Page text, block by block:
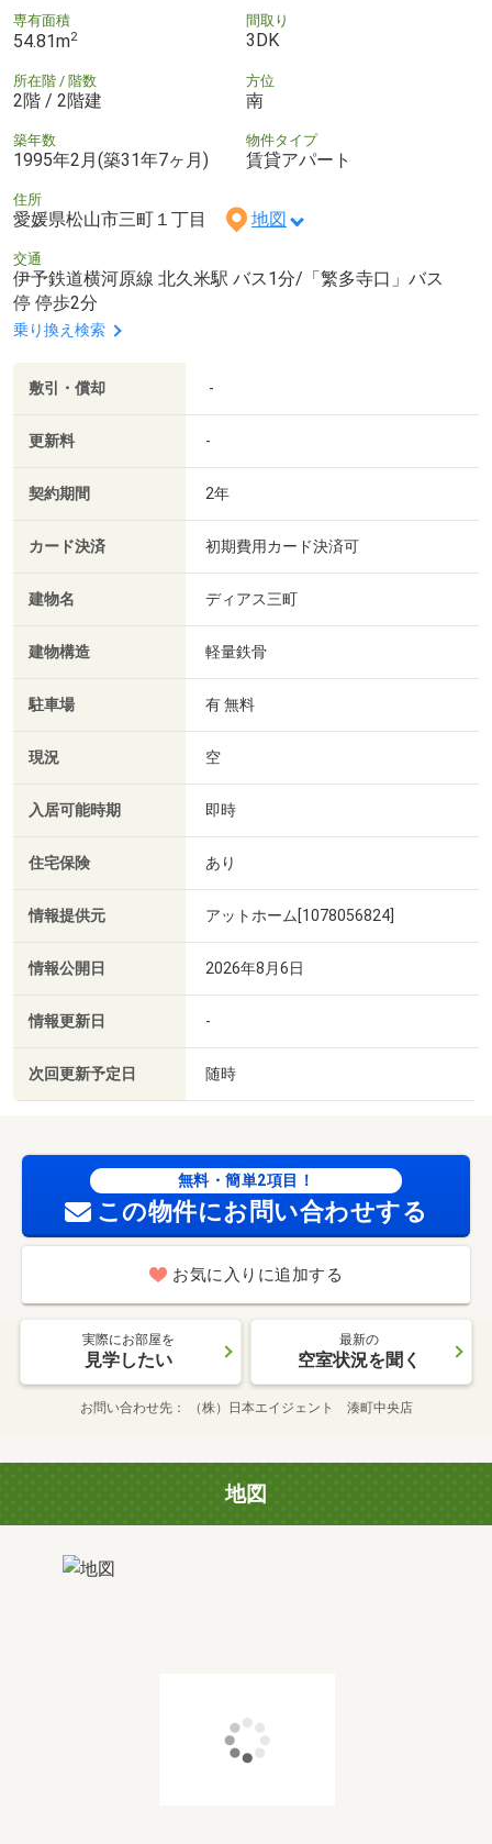
専有面積
54.81m2
間取り
3DK
所在階 / 階数
2階 / 2階建
方位
南
築年数
1995年2月(築31年7ヶ月)
物件タイプ
賃貸アパート
住所
愛媛県松山市三町１丁目 地図
交通
伊予鉄道横河原線 北久米駅 バス1分/「繁多寺口」バス
停 停歩2分
乗り換え検索
敷引・償却 -
更新料 -
契約期間 2年
カード決済 初期費用カード決済可
建物名 ディアス三町
建物構造 軽量鉄骨
駐車場 有 無料
現況 空
入居可能時期 即時
住宅保険 あり
情報提供元 アットホーム[1078056824]
情報公開日 2026年8月6日
情報更新日 -
次回更新予定日 随時
無料・簡単2項目！
この物件にお問い合わせする
お気に入りに追加する
実際にお部屋を
見学したい
最新の
空室状況を聞く
お問い合わせ先 （株）日本エイジェント 湊町中央店
地図